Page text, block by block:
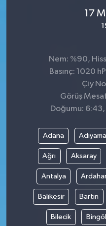
17
Nem: %90,
Basınç: 1020
Çiy
Görüş
Doğumu: 6:43,
Adana
Ağrı Aksaray
Antalya
Balıkesir Bartın
Bilecik Bingöl